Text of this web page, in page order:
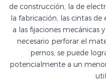
de construcción, la de
la fabricación, las cintas
a las fijaciones mecánicas
necesario perforar el
pernos, se puede
potencialmente a un